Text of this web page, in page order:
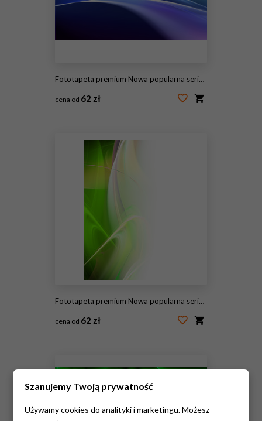
Fototapeta premium Nowa popularna seria. Nice Design
cena od 62 zł
Fototapeta premium Nowa popularna seria. Nice Design
cena od 62 zł
Szanujemy Twoją prywatność
Używamy cookies do analityki i marketingu. Możesz